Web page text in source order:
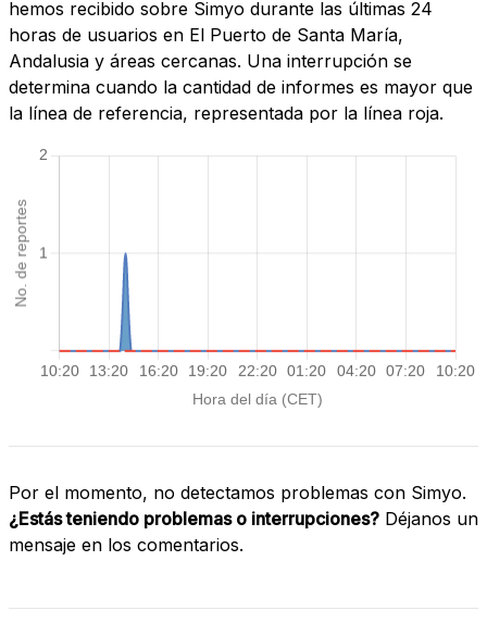
hemos recibido sobre Simyo durante las últimas 24
horas de usuarios en El Puerto de Santa María,
Andalusia y áreas cercanas. Una interrupción se
determina cuando la cantidad de informes es mayor que
la línea de referencia, representada por la línea roja.
Por el momento, no detectamos problemas con Simyo.
¿Estás teniendo problemas o interrupciones? Déjanos un
mensaje en los comentarios.